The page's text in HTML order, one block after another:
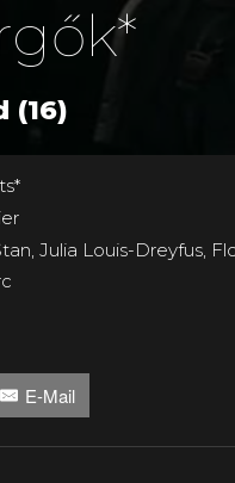
(16)
Julia Louis-Dreyfus,
E-Mail